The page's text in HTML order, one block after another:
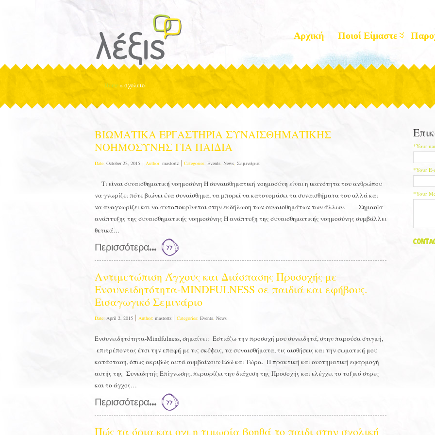
Αρχική Ποιοί Είμαστε
Home»σχολείο
ΒΙΩΜΑΤΙΚΑ ΕΡΓΑΣΤΗΡΙΑ ΣΥΝΑΙΣΘΗΜΑΤΙΚΗΣ
ΝΟΗΜΟΣΥΝΗΣ ΓΙΑ ΠΑΙΔΙΑ
Date: October 23, 2015 Author: mastortz Categories: Events, News, Σεμινάρια
Τι είναι συναισθηματική νοημοσύνη Η συναισθηματική νοημοσύνη είναι η ικανότητα του ανθρώπου
να γνωρίζει πότε βιώνει ένα συναίσθημα, να μπορεί να κατονομάσει τα συναισθήματα του αλλά και
να αναγνωρίζει και να ανταποκρίνεται στην εκδήλωση των συναισθημάτων των άλλων. Σημασία
ανάπτυξης της συναισθηματικής νοημοσύνης Η ανάπτυξη της συναισθηματικής νοημοσύνης συμβάλλει
θετικά…
Περισσότερα...
Αντιμετώπιση Άγχους και Διάσπασης Προσοχής με
Ενσυνειδητότητα-MINDFULNESS σε παιδιά και εφήβους.
Εισαγωγικό Σεμινάριο
Date: April 2, 2015 Author: mastortz Categories: Events, News
Ενσυνειδητότητα-Mindfulness, σημαίνει: Εστιάζω την προσοχή μου συνειδητά, στην παρούσα στιγμή,
επιτρέποντας έτσι την επαφή με τις σκέψεις, τα συναισθήματα, τις αισθήσεις και την σωματική μου
κατάσταση, όπως ακριβώς αυτά συμβαίνουν Εδώ και Τώρα. Η πρακτική και συστηματική εφαρμογή
αυτής της Συνειδητής Επίγνωσης, περιορίζει την διάχυση της Προσοχής και ελέγχει το τοξικό στρες
και το άγχος…
Περισσότερα...
Πώς τα όρια και οχι η τιμωρία βοηθά το παιδι στην σχολική
*Your
*Your
*Your